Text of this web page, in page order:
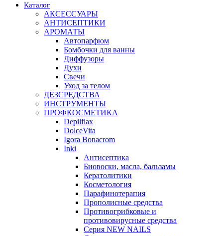
Каталог
АКСЕССУАРЫ
АНТИСЕПТИКИ
АРОМАТЫ
Автопарфюм
Бомбочки для ванны
Диффузоры
Духи
Свечи
Уход за телом
ДЕЗСРЕДСТВА
ИНСТРУМЕНТЫ
ПРОФКОСМЕТИКА
Depilflax
DolceVita
Igora Bonacrom
Inki
Антисептика
Биовоски, масла, бальзамы
Кератолитики
Косметология
Парафинотерапия
Прополисные средства
Противогрибковые и
противовирусные средства
Серия NEW NAILS